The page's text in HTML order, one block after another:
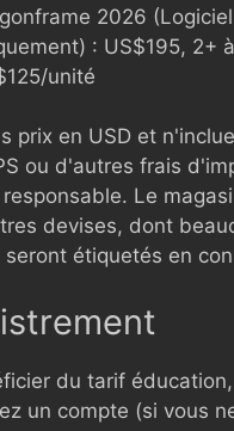
2026 (Logiciel
: US$195, 2+ à
unité
prix en USD et
ou d'autres frais
Le
devises, dont
seront étiquetés en
du tarif
un compte (si vous